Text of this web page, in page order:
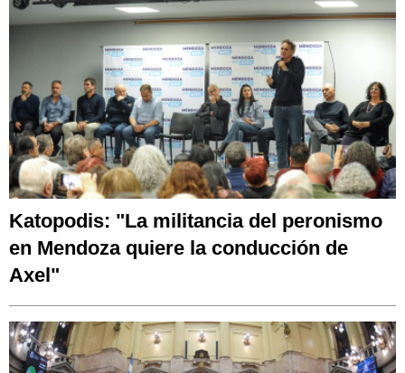
Katopodis: "La militancia del peronismo
en Mendoza quiere la conducción de
Axel"